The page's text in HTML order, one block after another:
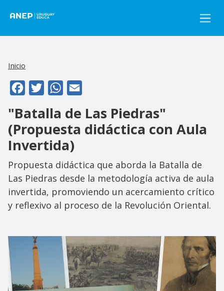
Inicio
FacebookTwitterWhatsApp
"Batalla de Las Piedras"
(Propuesta didáctica con Aula
Invertida)
Propuesta didáctica que aborda la Batalla de
Las Piedras desde la metodología activa de aula
invertida, promoviendo un acercamiento crítico
y reflexivo al proceso de la Revolución Oriental.